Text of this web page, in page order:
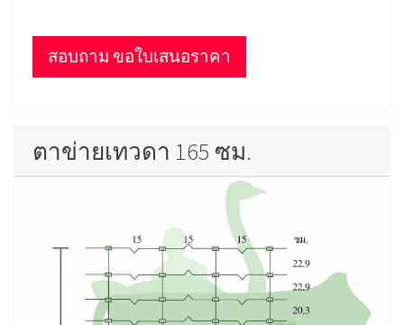
สอบถาม ขอใบเสนอราคา
ตาข่ายเทวดา 165 ซม.